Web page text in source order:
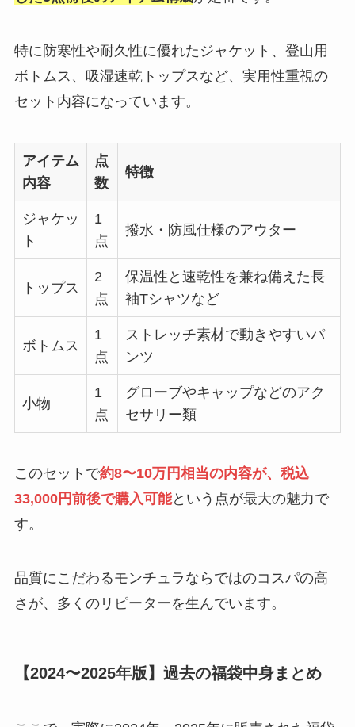
特に防寒性や耐久性に優れたジャケット、登山用
ボトムス、吸湿速乾トップスなど、実用性重視の
セット内容になっています。
アイテム
内容
点
数
特徴
ジャケッ
ト
1
点
撥水・防風仕様のアウター
トップス
2
点
保温性と速乾性を兼ね備えた長
袖Tシャツなど
ボトムス
1
点
ストレッチ素材で動きやすいパ
ンツ
小物
1
点
グローブやキャップなどのアク
セサリー類
このセットで約8〜10万円相当の内容が、税込
33,000円前後で購入可能という点が最大の魅力で
す。
品質にこだわるモンチュラならではのコスパの高
さが、多くのリピーターを生んでいます。
【2024〜2025年版】過去の福袋中身まとめ